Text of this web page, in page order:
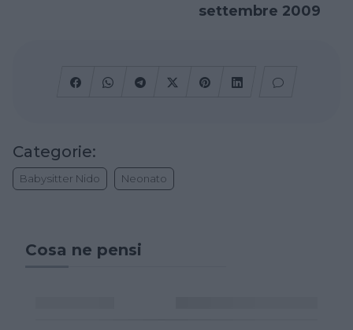
settembre 2009
Categorie:
Babysitter Nido Neonato
Cosa ne pensi